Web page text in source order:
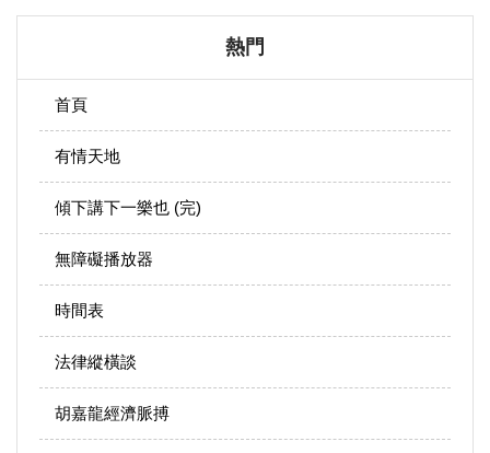
熱門
首頁
有情天地
傾下講下一樂也 (完)
無障礙播放器
時間表
法律縱橫談
胡嘉龍經濟脈搏